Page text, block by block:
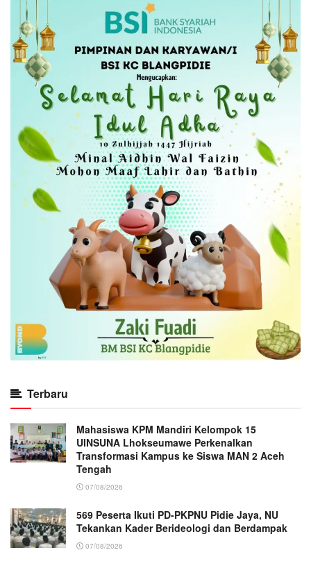
Terbaru
Mahasiswa KPM Mandiri Kelompok 15
UINSUNA Lhokseumawe Perkenalkan
Transformasi Kampus ke Siswa MAN 2 Aceh
Tengah
07/08/2026
569 Peserta Ikuti PD-PKPNU Pidie Jaya, NU
Tekankan Kader Berideologi dan Berdampak
07/08/2026